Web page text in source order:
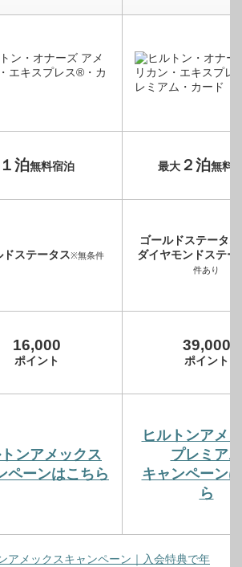
１泊無料宿泊 最大２泊無料
ドステータス※無条件
ゴールドステータス
ダイヤモンドステー
件あり
16,000
ポイント
39,000
ポイント
ンアメックス
ペーンはこちら
ヒルトンアメ
プレミアム
キャンペーン
ら
アメックスキャンペーン｜入会特典で年